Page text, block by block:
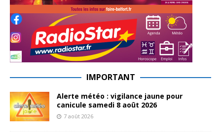
IMPORTANT
Alerte météo : vigilance jaune pour
canicule samedi 8 août 2026
7 août 2026